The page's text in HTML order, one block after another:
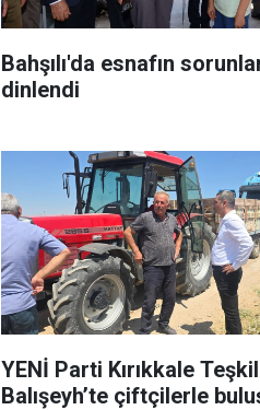
Bahşılı'da esnafın
dinlendi
YENİ Parti Kırıkkale
Balışeyh’te çiftçilerle